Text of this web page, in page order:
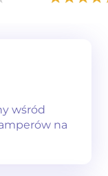
wśród
na